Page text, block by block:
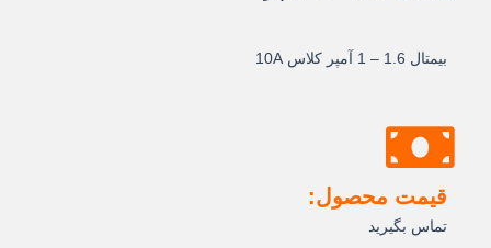
بيمتال 1.6 – 1 آمپر کلاس 10A
قیمت محصول:
تماس بگیرید